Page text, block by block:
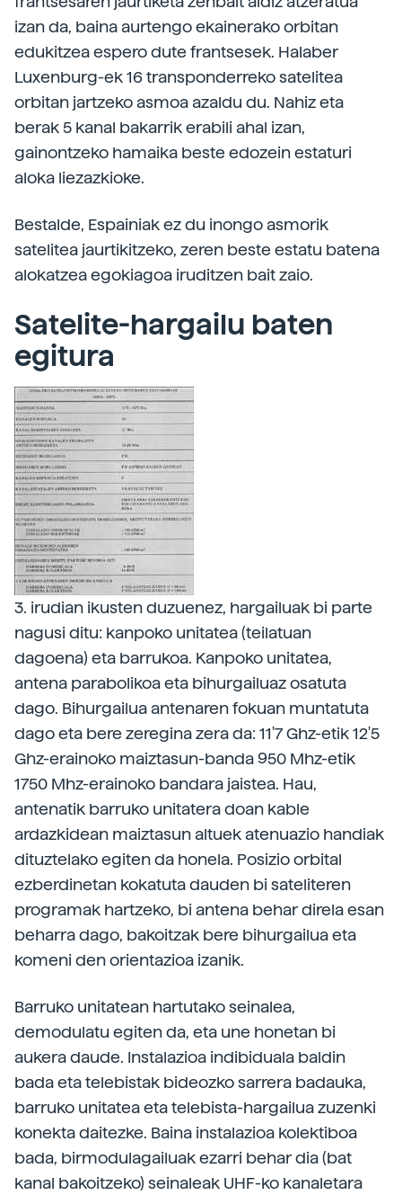
izan da, baina aurtengo ekainerako orbitan
edukitzea espero dute frantsesek. Halaber
Luxenburg-ek 16 transponderreko satelitea
orbitan jartzeko asmoa azaldu du. Nahiz eta
berak 5 kanal bakarrik erabili ahal izan,
gainontzeko hamaika beste edozein estaturi
aloka liezazkioke.
Bestalde, Espainiak ez du inongo asmorik
satelitea jaurtikitzeko, zeren beste estatu batena
alokatzea egokiagoa iruditzen bait zaio.
Satelite-hargailu baten
egitura
3. irudian ikusten duzuenez, hargailuak bi parte
nagusi ditu: kanpoko unitatea (teilatuan
dagoena) eta barrukoa. Kanpoko unitatea,
antena parabolikoa eta bihurgailuaz osatuta
dago. Bihurgailua antenaren fokuan muntatuta
dago eta bere zeregina zera da: 11'7 Ghz-etik 12'5
Ghz-erainoko maiztasun-banda 950 Mhz-etik
1750 Mhz-erainoko bandara jaistea. Hau,
antenatik barruko unitatera doan kable
ardazkidean maiztasun altuek atenuazio handiak
dituztelako egiten da honela. Posizio orbital
ezberdinetan kokatuta dauden bi sateliteren
programak hartzeko, bi antena behar direla esan
beharra dago, bakoitzak bere bihurgailua eta
komeni den orientazioa izanik.
Barruko unitatean hartutako seinalea,
demodulatu egiten da, eta une honetan bi
aukera daude. Instalazioa indibiduala baldin
bada eta telebistak bideozko sarrera badauka,
barruko unitatea eta telebista-hargailua zuzenki
konekta daitezke. Baina instalazioa kolektiboa
bada, birmodulagailuak ezarri behar dia (bat
kanal bakoitzeko) seinaleak UHF-ko kanaletara